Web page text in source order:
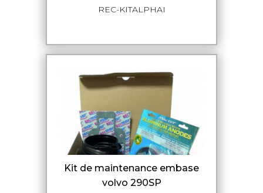
REC-KITALPHAI
kit de maintenance embase
volvo 290SP